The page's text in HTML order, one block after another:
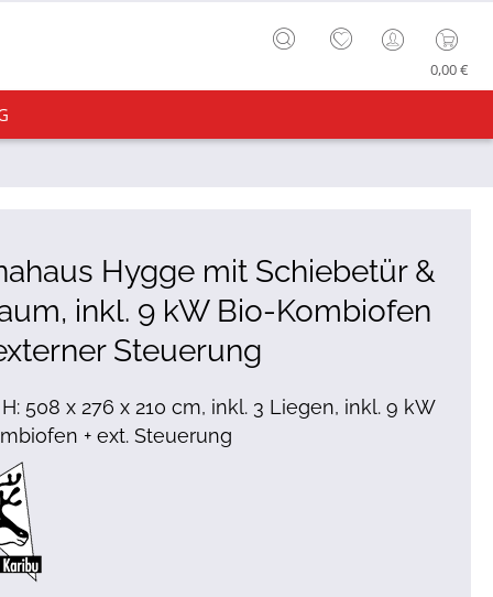
0,00 €
Hygge mit Schiebetür &
inkl. 9 kW Bio-Kombiofen
Steuerung
H: 508 x 276 x 210 cm, inkl. 3 Liegen, inkl. 9 kW
+ ext. Steuerung